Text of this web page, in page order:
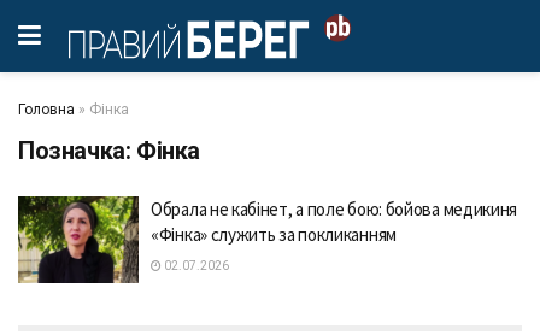
Головна » Фінка
Позначка: Фінка
Обрала не кабінет, а поле бою: бойова медикиня
«Фінка» служить за покликанням
02.07.2026